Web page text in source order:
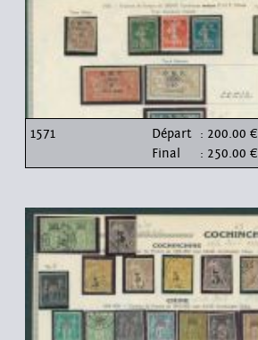
1571 Départ : 200.00 €
Final
: 250.00 €